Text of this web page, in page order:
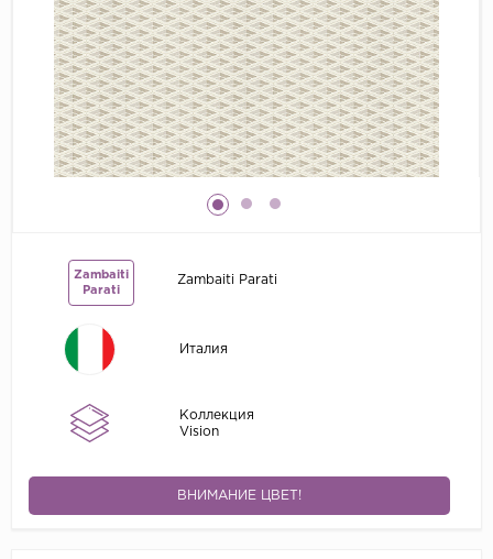
Kerama Marazzi
Marburg
..
Prima Italiana
Rasch
Zambaiti
Parati
Zambaiti Parati
Италия
Коллекция
Vision
ВНИМАНИЕ ЦВЕТ!